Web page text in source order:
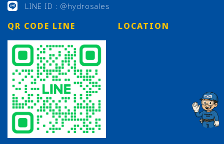
LINE ID : @hydrosales
QR CODE LINE LOCATION